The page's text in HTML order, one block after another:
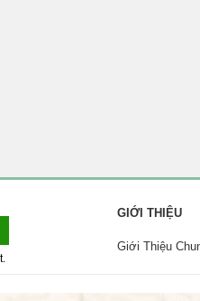
GIỚI THIỆU
Giới Thiệu